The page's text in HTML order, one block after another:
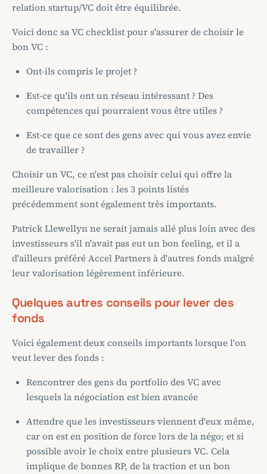
relation startup/VC doit être équilibrée.
Voici donc sa VC checklist pour s'assurer de choisir le
bon VC :
Ont-ils compris le projet ?
Est-ce qu'ils ont un réseau intéressant ? Des
compétences qui pourraient vous être utiles ?
Est-ce que ce sont des gens avec qui vous avez envie
de travailler ?
Choisir un VC, ce n'est pas choisir celui qui offre la
meilleure valorisation : les 3 points listés
précédemment sont également très importants.
Patrick Llewellyn ne serait jamais allé plus loin avec des
investisseurs s'il n'avait pas eut un bon feeling, et il a
d'ailleurs préféré Accel Partners à d'autres fonds malgré
leur valorisation légèrement inférieure.
Quelques autres conseils pour lever des
fonds
Voici également deux conseils importants lorsque l'on
veut lever des fonds :
Rencontrer des gens du portfolio des VC avec
lesquels la négociation est bien avancée
Attendre que les investisseurs viennent d'eux même,
car on est en position de force lors de la négo; et si
possible avoir le choix entre plusieurs VC. Cela
implique de bonnes RP, de la traction et un bon